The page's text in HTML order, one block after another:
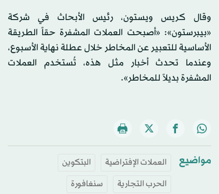
وقال كريس ويستون، رئيس الأبحاث في شركة
«بيبرستون»: «أصبحت العملات المشفرة حقاً الطريقة
الأساسية للتعبير عن المخاطر خلال عطلة نهاية الأسبوع،
وعندما تحدث أخبار مثل هذه، تُستخدم العملات
المشفرة بديلاً للمخاطر».
مواضيع العملات الإفتراضية
البتكوين
الحرب التجارية
سنغافورة